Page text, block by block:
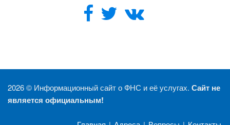
2026 © Информационный сайт о ФНС и её услугах. Сайт не
является официальным!